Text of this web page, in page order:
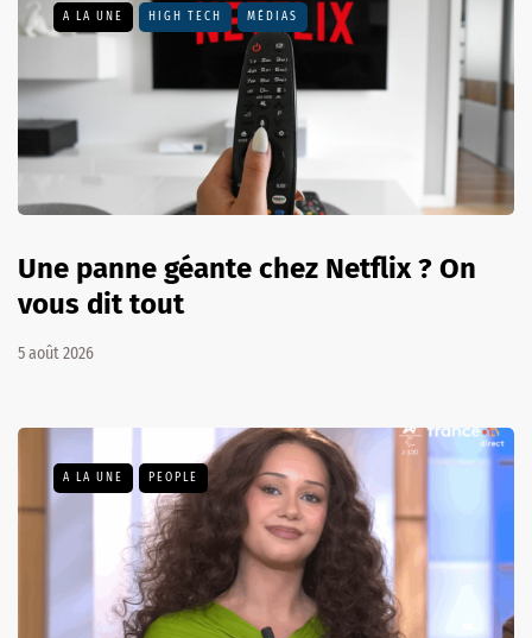
A LA UNE HIGH TECH MÉDIAS
Une panne géante chez Netflix ? On
vous dit tout
5 août 2026
A LA UNE PEOPLE